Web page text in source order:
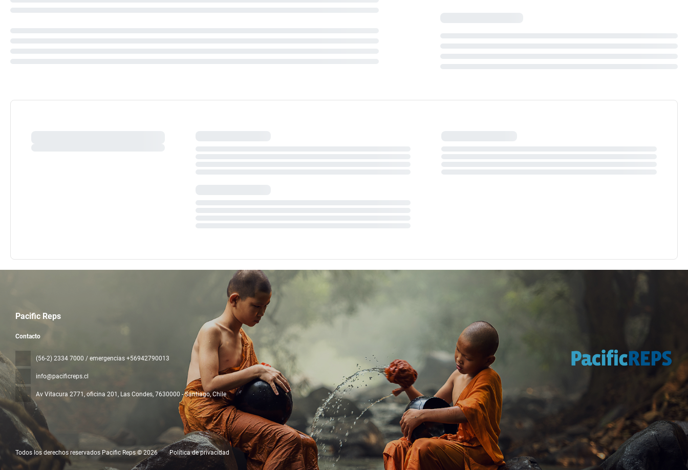
Pacific Reps
Contacto
(56-2) 2334 7000 / emergencias +56942790013
info@pacificreps.cl
Av Vitacura 2771, oficina 201, Las Condes, 7630000 - Santiago, Chile
Todos los derechos reservados Pacific Reps © 2026 Política de privacidad